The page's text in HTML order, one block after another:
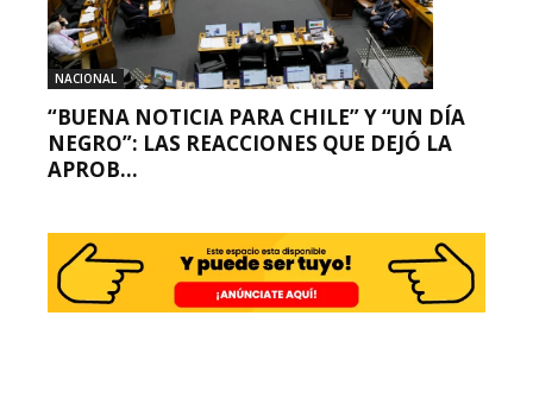
NACIONAL
“BUENA NOTICIA PARA CHILE” Y “UN DÍA
NEGRO”: LAS REACCIONES QUE DEJÓ LA
APROB...